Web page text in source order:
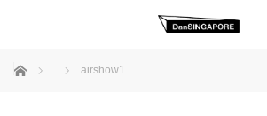
ホーム airshow1